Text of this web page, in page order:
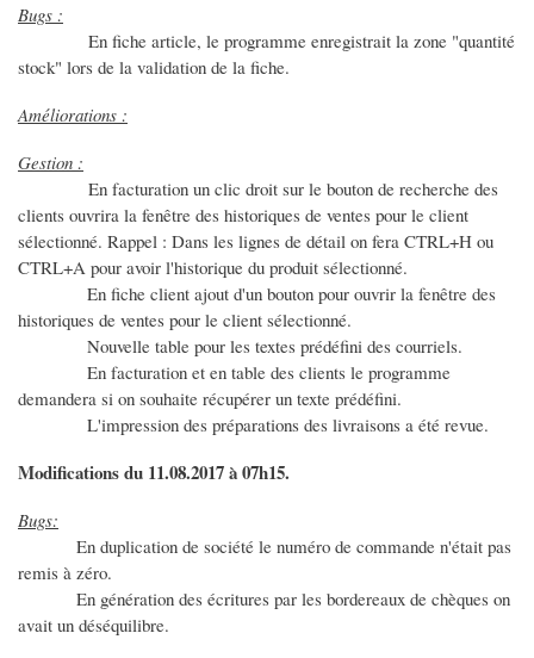
Bugs :
En fiche article, le programme enregistrait la zone "quantité
stock" lors de la validation de la fiche.
Améliorations :
Gestion :
En facturation un clic droit sur le bouton de recherche des
clients ouvrira la fenêtre des historiques de ventes pour le client
sélectionné. Rappel : Dans les lignes de détail on fera CTRL+H ou
CTRL+A pour avoir l'historique du produit sélectionné.
En fiche client ajout d'un bouton pour ouvrir la fenêtre des
historiques de ventes pour le client sélectionné.
Nouvelle table pour les textes prédéfini des courriels.
En facturation et en table des clients le programme
demandera si on souhaite récupérer un texte prédéfini.
L'impression des préparations des livraisons a été revue.
Modifications du 11.08.2017 à 07h15.
Bugs:
En duplication de société le numéro de commande n'était pas
remis à zéro.
En génération des écritures par les bordereaux de chèques on
avait un déséquilibre.